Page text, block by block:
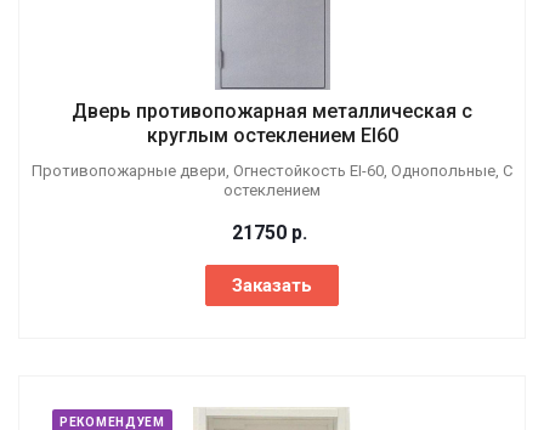
Дверь противопожарная металлическая с
круглым остеклением EI60
Противопожарные двери, Огнестойкость EI-60, Однопольные, С
остеклением
21750 р.
Заказать
РЕКОМЕНДУЕМ